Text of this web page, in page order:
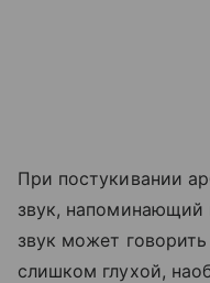
При постукивании
звук,
звук может
слишком глухой,